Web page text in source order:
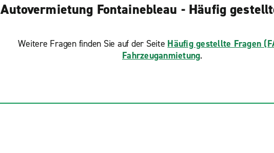
Autovermietung Fontainebleau - Häufig
Weitere Fragen finden Sie auf der Seite Häufig gestellte Fragen
Fahrzeuganmietung.